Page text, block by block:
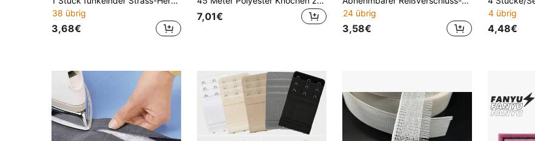
38 übrig
3,68€
7,01€
24 übrig
3,58€
4 übrig
4,48€